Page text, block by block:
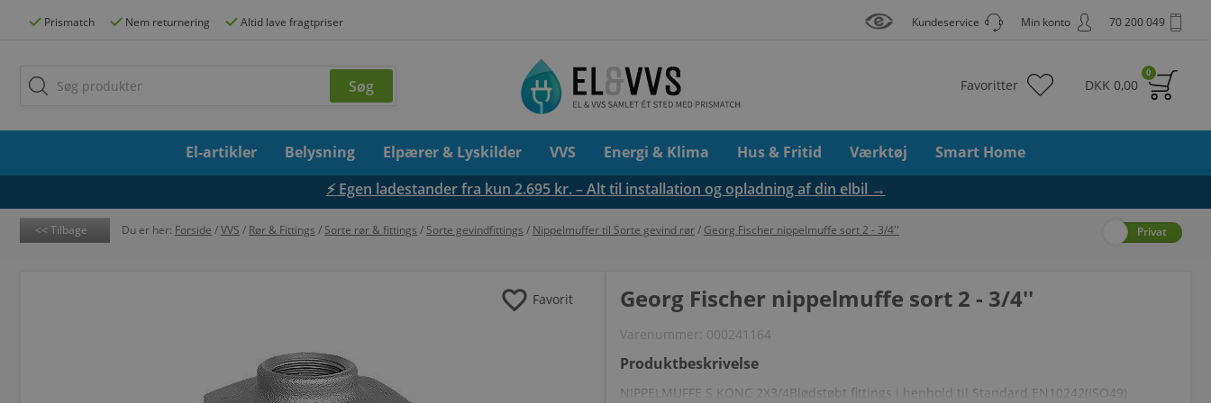
Prismatch Nem returnering Altid lave fragtpriser 70 200 049
Min konto
Kundeservice
0
DKK 0,00
Favoritter
El-artikler Belysning Elpærer & Lyskilder VVS Energi & Klima Hus & Fritid Værktøj
Smart Home
⚡ Egen ladestander fra kun 2.695 kr. – Alt til installation og opladning af din elbil →
Tilbage Du er her: Forside /VVS / Rør & Fittings / Sorte rør & fittings / Sorte gevindfittings / Nippelmuffer til Sorte gevind rør/ Georg Fischer nippelmuffe sort 2 - 3/4'' Privat
favorite Favorit Georg Fischer nippelmuffe sort 2 - 3/4''
Varenummer: 000241164
Produktbeskrivelse
NIPPELMUFFE S KONC 2X3/4Blødstøbt fittings i henhold til Standard EN10242(ISO49)